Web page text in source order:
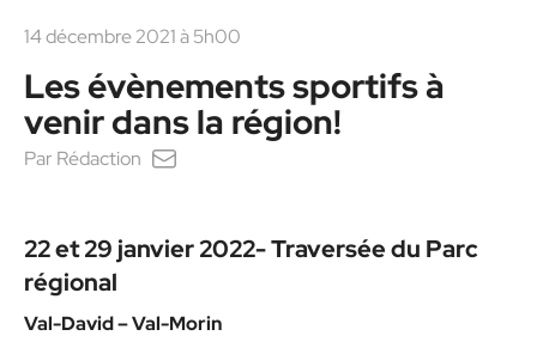
14 décembre 2021 à 5h00
Les évènements sportifs à
venir dans la région!
Par Rédaction
22 et 29 janvier 2022- Traversée du Parc
régional
Val-David – Val-Morin